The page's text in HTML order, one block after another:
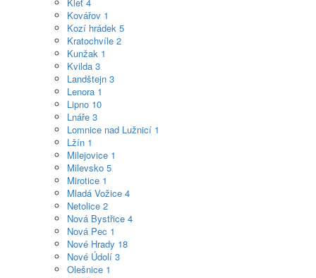
Kovářov 1
Kozí hrádek 5
Kratochvíle 2
Kunžak 1
Kvilda 3
Landštejn 3
Lenora 1
Lipno 10
Lnáře 3
Lomnice nad Lužnicí 1
Lžín 1
Milejovice 1
Milevsko 5
Mirotice 1
Mladá Vožice 4
Netolice 2
Nová Bystřice 4
Nová Pec 1
Nové Hrady 18
Nové Údolí 3
Olešnice 1